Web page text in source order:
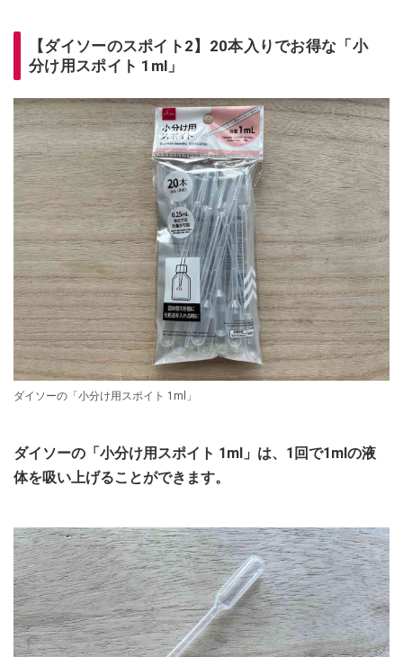
【ダイソーのスポイト2】20本入りでお得な「小
分け用スポイト 1ml」
ダイソーの「小分け用スポイト 1ml」
ダイソーの「小分け用スポイト 1ml」は、1回で1mlの液
体を吸い上げることができます。